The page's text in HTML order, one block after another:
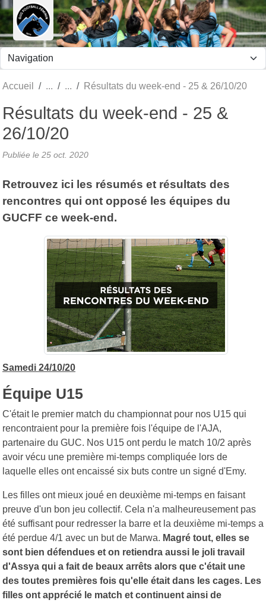
Accueil Résultats du week-end - 25 & 26/10/20
Résultats du week-end - 25 &
26/10/20
Publiée le 25 oct. 2020
Retrouvez ici les résumés et résultats des
rencontres qui ont opposé les équipes du
GUCFF ce week-end.
Samedi 24/10/20
Équipe U15
C'était le premier match du championnat pour nos U15 qui
rencontraient pour la première fois l'équipe de l'AJA,
partenaire du GUC. Nos U15 ont perdu le match 10/2 après
avoir vécu une première mi-temps compliquée lors de
laquelle elles ont encaissé six buts contre un signé d'Emy.
Les filles ont mieux joué en deuxième mi-temps en faisant
preuve d'un bon jeu collectif. Cela n'a malheureusement pas
été suffisant pour redresser la barre et la deuxième mi-temps a
été perdue 4/1 avec un but de Marwa. Magré tout, elles se
sont bien défendues et on retiendra aussi le joli travail
d'Assya qui a fait de beaux arrêts alors que c'était une
des toutes premières fois qu'elle était dans les cages. Les
filles ont apprécié le match et continuent ainsi de
Panneau de gestion des cookies